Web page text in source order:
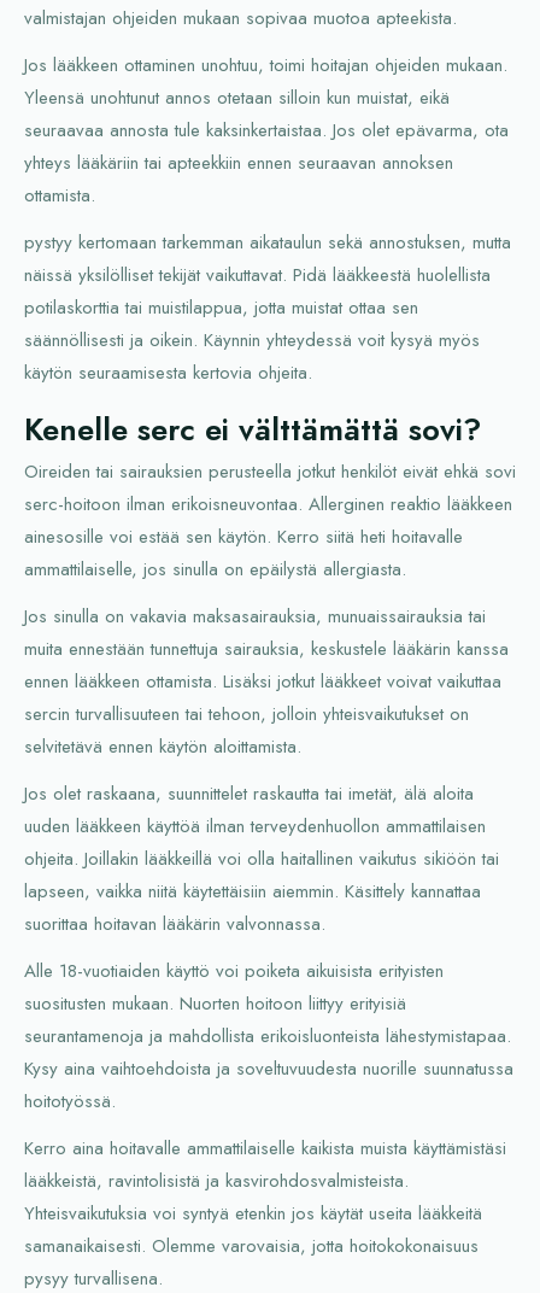
valmistajan ohjeiden mukaan sopivaa muotoa apteekista.
Jos lääkkeen ottaminen unohtuu, toimi hoitajan ohjeiden mukaan.
Yleensä unohtunut annos otetaan silloin kun muistat, eikä
seuraavaa annosta tule kaksinkertaistaa. Jos olet epävarma, ota
yhteys lääkäriin tai apteekkiin ennen seuraavan annoksen
ottamista.
pystyy kertomaan tarkemman aikataulun sekä annostuksen, mutta
näissä yksilölliset tekijät vaikuttavat. Pidä lääkkeestä huolellista
potilaskorttia tai muistilappua, jotta muistat ottaa sen
säännöllisesti ja oikein. Käynnin yhteydessä voit kysyä myös
käytön seuraamisesta kertovia ohjeita.
Kenelle serc ei välttämättä sovi?
Oireiden tai sairauksien perusteella jotkut henkilöt eivät ehkä sovi
serc-hoitoon ilman erikoisneuvontaa. Allerginen reaktio lääkkeen
ainesosille voi estää sen käytön. Kerro siitä heti hoitavalle
ammattilaiselle, jos sinulla on epäilystä allergiasta.
Jos sinulla on vakavia maksasairauksia, munuaissairauksia tai
muita ennestään tunnettuja sairauksia, keskustele lääkärin kanssa
ennen lääkkeen ottamista. Lisäksi jotkut lääkkeet voivat vaikuttaa
sercin turvallisuuteen tai tehoon, jolloin yhteisvaikutukset on
selvitetävä ennen käytön aloittamista.
Jos olet raskaana, suunnittelet raskautta tai imetät, älä aloita
uuden lääkkeen käyttöä ilman terveydenhuollon ammattilaisen
ohjeita. Joillakin lääkkeillä voi olla haitallinen vaikutus sikiöön tai
lapseen, vaikka niitä käytettäisiin aiemmin. Käsittely kannattaa
suorittaa hoitavan lääkärin valvonnassa.
Alle 18-vuotiaiden käyttö voi poiketa aikuisista erityisten
suositusten mukaan. Nuorten hoitoon liittyy erityisiä
seurantamenoja ja mahdollista erikoisluonteista lähestymistapaa.
Kysy aina vaihtoehdoista ja soveltuvuudesta nuorille suunnatussa
hoitotyössä.
Kerro aina hoitavalle ammattilaiselle kaikista muista käyttämistäsi
lääkkeistä, ravintolisistä ja kasvirohdosvalmisteista.
Yhteisvaikutuksia voi syntyä etenkin jos käytät useita lääkkeitä
samanaikaisesti. Olemme varovaisia, jotta hoitokokonaisuus
pysyy turvallisena.